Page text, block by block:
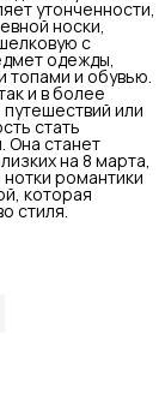
утонченности,
носки,
с
одежды,
топами и обувью.
и в более
или
стать
Она станет
на 8 марта,
романтики
которая
стиля.